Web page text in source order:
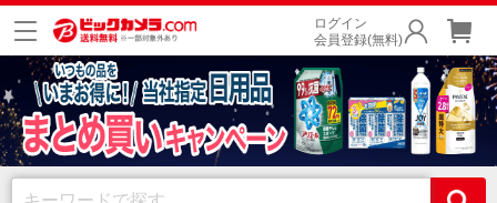
ログイン
会員登録(無料)